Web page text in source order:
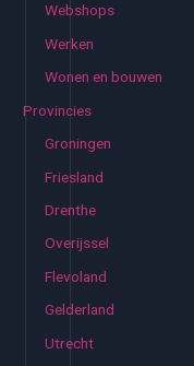
Webshops
Werken
Wonen en bouwen
Provincies
Groningen
Friesland
Drenthe
Overijssel
Flevoland
Gelderland
Utrecht